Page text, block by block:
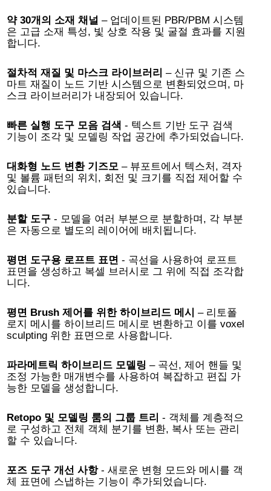
약 30개의 소재 채널 – 업데이트된 PBR/PBM 시스템
은 고급 소재 특성, 빛 상호 작용 및 굴절 효과를 지원
합니다.
절차적 재질 및 마스크 라이브러리 – 신규 및 기존 스
마트 재질이 노드 기반 시스템으로 변환되었으며, 마
스크 라이브러리가 내장되어 있습니다.
빠른 실행 도구 모음 검색 - 텍스트 기반 도구 검색
기능이 조각 및 모델링 작업 공간에 추가되었습니다.
대화형 노드 변환 기즈모 – 뷰포트에서 텍스처, 격자
및 볼륨 패턴의 위치, 회전 및 크기를 직접 제어할 수
있습니다.
분할 도구 - 모델을 여러 부분으로 분할하며, 각 부분
은 자동으로 별도의 레이어에 배치됩니다.
평면 도구용 로프트 표면 - 곡선을 사용하여 로프트
표면을 생성하고 복셀 브러시로 그 위에 직접 조각합
니다.
평면 Brush 제어를 위한 하이브리드 메시 – 리토폴
로지 메시를 하이브리드 메시로 변환하고 이를 voxel
sculpting 위한 표면으로 사용합니다.
파라메트릭 하이브리드 모델링 – 곡선, 제어 핸들 및
조정 가능한 매개변수를 사용하여 복잡하고 편집 가
능한 모델을 생성합니다.
Retopo 및 모델링 룸의 그룹 트리 - 객체를 계층적으
로 구성하고 전체 객체 분기를 변환, 복사 또는 관리
할 수 있습니다.
포즈 도구 개선 사항- 새로운 변형 모드와 메시를 객
체 표면에 스냅하는 기능이 추가되었습니다.